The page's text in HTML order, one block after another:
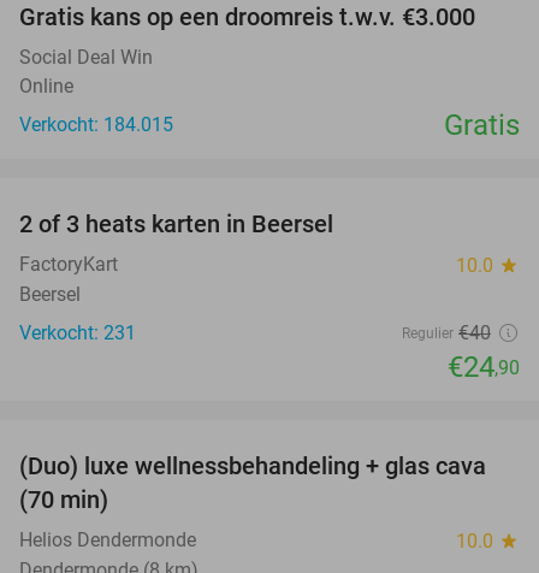
Gratis kans op een droomreis t.w.v. €3.000
Social Deal Win
Online
Verkocht: 184.015
Gratis
2 of 3 heats karten in Beersel
FactoryKart 10.0 star
Beersel
Verkocht: 231
Regulier €40
€24,90
50%
(Duo) luxe wellnessbehandeling + glas cava
(70 min)
Helios Dendermonde 10.0 star